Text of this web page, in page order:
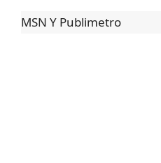
MSN Y Publimetro